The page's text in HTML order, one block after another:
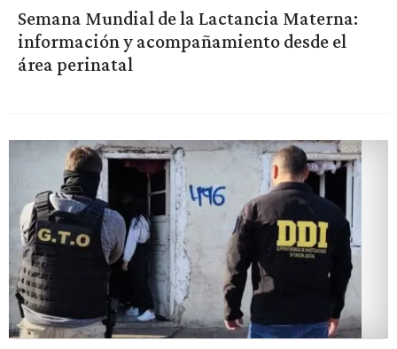
Semana Mundial de la Lactancia Materna:
información y acompañamiento desde el
área perinatal